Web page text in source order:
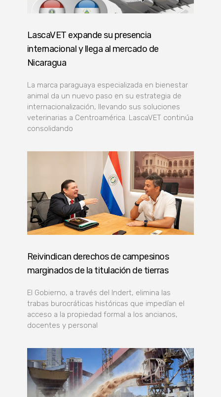
LascaVET expande su presencia
internacional y llega al mercado de
Nicaragua
La marca paraguaya especializada en bienestar
animal da un nuevo paso en su estrategia de
internacionalización, llevando sus soluciones
veterinarias a Centroamérica. LascaVET continúa
consolidando
Reivindican derechos de campesinos
marginados de la titulación de tierras
El Gobierno, a través del Indert, elimina las
trabas burocráticas históricas que impedían el
acceso a la propiedad formal a los ancianos,
docentes y personal